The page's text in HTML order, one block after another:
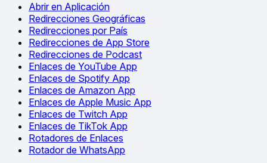
Abrir en Aplicación
Redirecciones Geográficas
Redirecciones por País
Redirecciones de App Store
Redirecciones de Podcast
Enlaces de YouTube App
Enlaces de Spotify App
Enlaces de Amazon App
Enlaces de Apple Music App
Enlaces de Twitch App
Enlaces de TikTok App
Rotadores de Enlaces
Rotador de WhatsApp